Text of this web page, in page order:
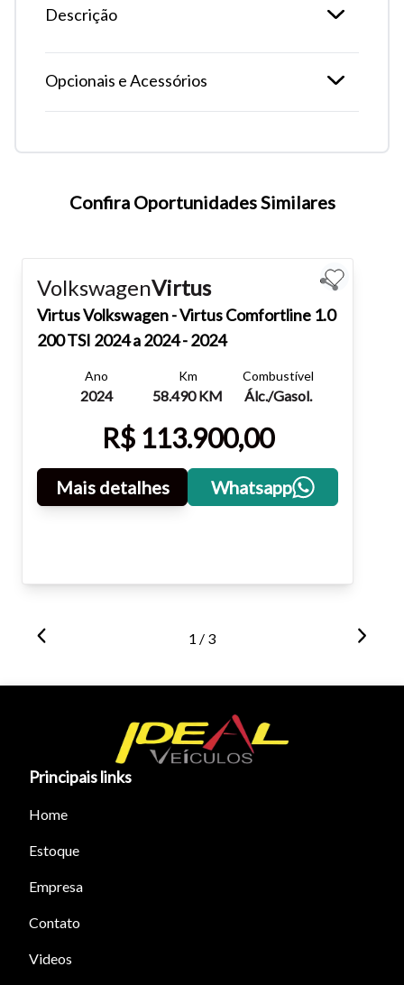
Tamanho do texto
Descrição
Opcionais e Acessórios
Confira Oportunidades Similares
VolkswagenVirtus
VirtusVolkswagen - Virtus Comfortline 1.0
200 TSI 2024 a 2024 - 2024
Ano
2024
Km
58.490 KM
Combustível
Álc./Gasol.
R$ 113.900,00
Mais detalhes Whatsapp
1 / 3
Principais links
Home
Estoque
Empresa
Contato
Videos